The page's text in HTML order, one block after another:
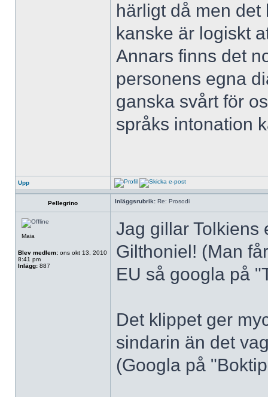
härligt då men
kanske är logiskt
Annars finns det
personens egna
ganska svårt för
språks intonation
Upp
Pellegrino Inläggsrubrik: Re: Prosodi
Maia
Blev medlem: ons okt 13, 2010
8:41 pm
Inlägg: 887
Jag gillar Tolkiens
Gilthoniel! (Man
EU så googla på
Det klippet ger
sindarin än det
(Googla på